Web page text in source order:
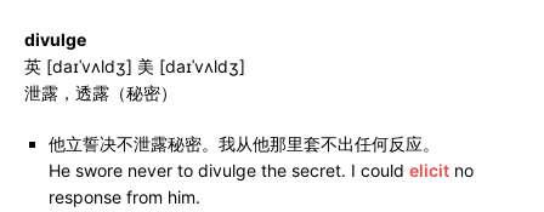
divulge
英 [daɪˈvʌldʒ] 美 [daɪˈvʌldʒ]
泄露，透露（秘密）
他立誓决不泄露秘密。我从他那里套不出任何反应。
He swore never to divulge the secret. I could elicit no
response from him.